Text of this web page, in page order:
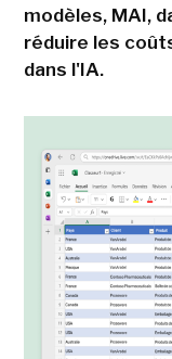
modèles, MAI,
réduire les
dans l'IA.